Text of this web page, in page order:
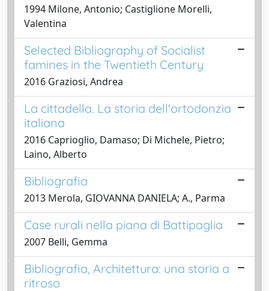
1994 Milone, Antonio; Castiglione Morelli,
Valentina
Selected Bibliography of Socialist
famines in the Twentieth Century
2016 Graziosi, Andrea
La cittadella. La storia dell'ortodonzia
italiana
2016 Caprioglio, Damaso; Di Michele, Pietro;
Laino, Alberto
Bibliografia
2013 Merola, GIOVANNA DANIELA; A., Parma
Case rurali nella piana di Battipaglia
2007 Belli, Gemma
Bibliografia, Architettura: una storia a
ritroso